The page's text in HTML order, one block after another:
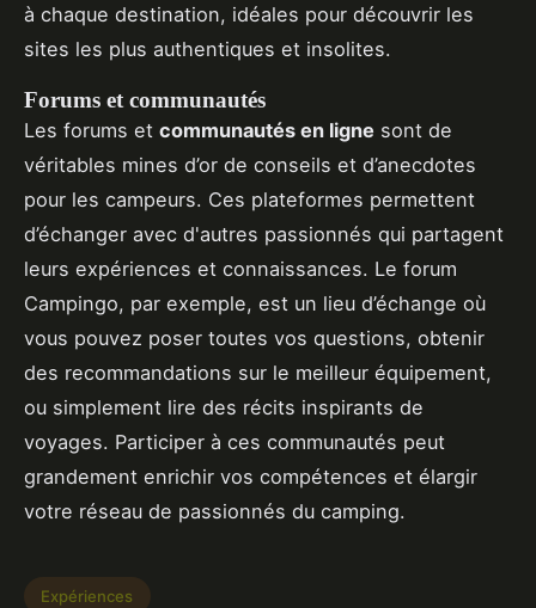
à chaque destination, idéales pour découvrir les
sites les plus authentiques et insolites.
Forums et communautés
Les forums et communautés en ligne sont de
véritables mines d’or de conseils et d’anecdotes
pour les campeurs. Ces plateformes permettent
d’échanger avec d'autres passionnés qui partagent
leurs expériences et connaissances. Le forum
Campingo, par exemple, est un lieu d’échange où
vous pouvez poser toutes vos questions, obtenir
des recommandations sur le meilleur équipement,
ou simplement lire des récits inspirants de
voyages. Participer à ces communautés peut
grandement enrichir vos compétences et élargir
votre réseau de passionnés du camping.
Expériences